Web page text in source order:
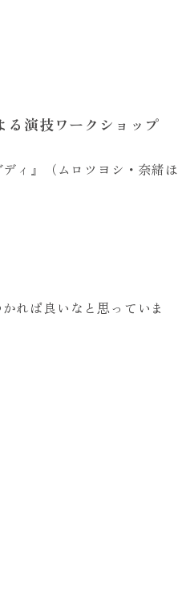
る演技ワークショップ
ィ』（ムロツヨシ・奈緒ほ
れば良いなと思っていま